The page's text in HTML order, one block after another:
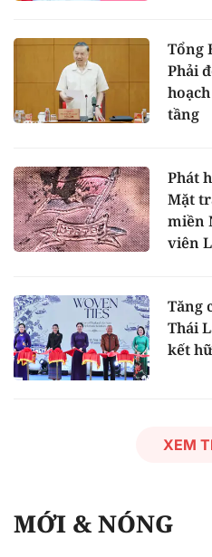
Tổng
Phải
tầng
Phát
Mặt
miền
viên
Tăng
Thái
kết
XEM
MỚI & NÓNG